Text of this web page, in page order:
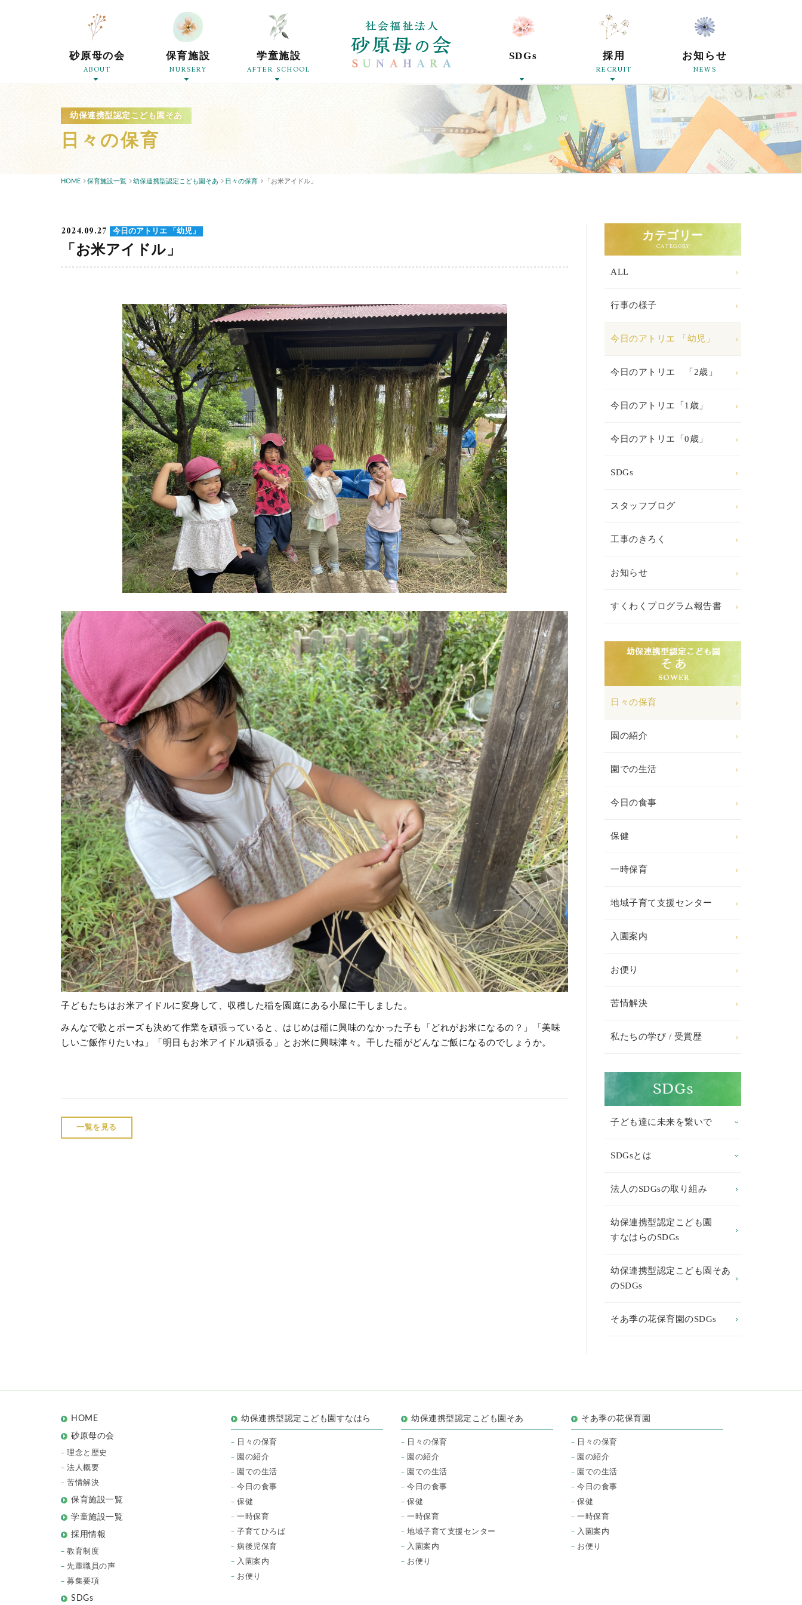
社会福祉法人砂原母の会
砂原母の会
ABOUT
保育施設
NURSERY
学童施設
AFTER SCHOOL
SDGs 採用
RECRUIT
お知らせ
NEWS
幼保連携型認定こども園そあ
日々の保育
HOME 保育施設一覧 幼保連携型認定こども園そあ 日々の保育 「お米アイドル」
カテゴリー
CATEGORY
ALL
行事の様子
今日のアトリエ 「幼児」
今日のアトリエ 「2歳」
今日のアトリエ「1歳」
今日のアトリエ「0歳」
SDGs
スタッフブログ
工事のきろく
お知らせ
すくわくプログラム報告書
日々の保育
園の紹介
園での生活
今日の食事
保健
一時保育
地域子育て支援センター
入園案内
お便り
苦情解決
私たちの学び / 受賞歴
子ども達に未来を繋いで
SDGsとは
法人のSDGsの取り組み
幼保連携型認定こども園
すなはらのSDGs
幼保連携型認定こども園そあ
のSDGs
そあ季の花保育園のSDGs
2024.09.27 今日のアトリエ 「幼児」
「お米アイドル」
子どもたちはお米アイドルに変身して、収穫した稲を園庭にある小屋に干しました。
みんなで歌とポーズも決めて作業を頑張っていると、はじめは稲に興味のなかった子も「どれがお米になるの？」「美味
しいご飯作りたいね」「明日もお米アイドル頑張る」とお米に興味津々。干した稲がどんなご飯になるのでしょうか。
一覧を見る
HOME
砂原母の会
理念と歴史
法人概要
苦情解決
保育施設一覧
学童施設一覧
採用情報
教育制度
先輩職員の声
募集要項
SDGs
幼保連携型認定こども園すなはら
日々の保育
園の紹介
園での生活
今日の食事
保健
一時保育
子育てひろば
病後児保育
入園案内
お便り
幼保連携型認定こども園そあ
日々の保育
園の紹介
園での生活
今日の食事
保健
一時保育
地域子育て支援センター
入園案内
お便り
そあ季の花保育園
日々の保育
園の紹介
園での生活
今日の食事
保健
一時保育
入園案内
お便り